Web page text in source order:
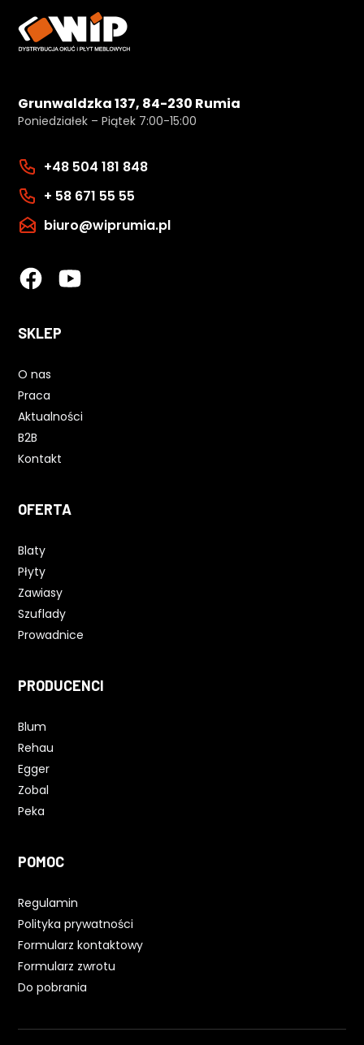
Grunwaldzka 137, 84-230 Rumia
Poniedziałek – Piątek 7:00-15:00
+48 504 181 848
+ 58 671 55 55
biuro@wiprumia.pl
SKLEP
O nas
Praca
Aktualności
B2B
Kontakt
OFERTA
Blaty
Płyty
Zawiasy
Szuflady
Prowadnice
PRODUCENCI
Blum
Rehau
Egger
Zobal
Peka
POMOC
Regulamin
Polityka prywatności
Formularz kontaktowy
Formularz zwrotu
Do pobrania